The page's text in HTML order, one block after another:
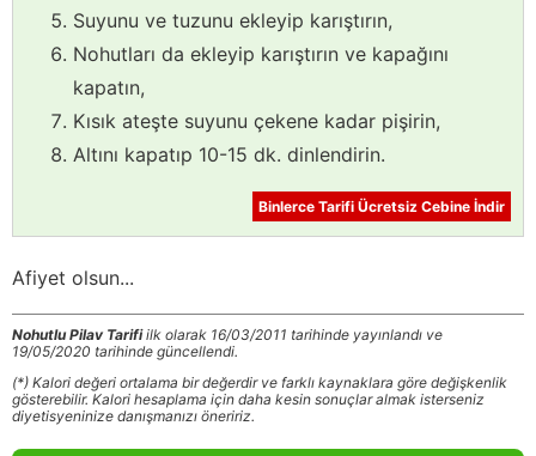
Suyunu ve tuzunu ekleyip karıştırın,
Nohutları da ekleyip karıştırın ve kapağını
kapatın,
Kısık ateşte suyunu çekene kadar pişirin,
Altını kapatıp 10-15 dk. dinlendirin.
Binlerce Tarifi Ücretsiz Cebine İndir
Afiyet olsun...
Nohutlu Pilav Tarifiilk olarak 16/03/2011 tarihinde yayınlandı ve
19/05/2020 tarihinde güncellendi.
(*) Kalori değeri ortalama bir değerdir ve farklı kaynaklara göre değişkenlik
gösterebilir. Kalori hesaplama için daha kesin sonuçlar almak isterseniz
diyetisyeninize danışmanızı öneririz.